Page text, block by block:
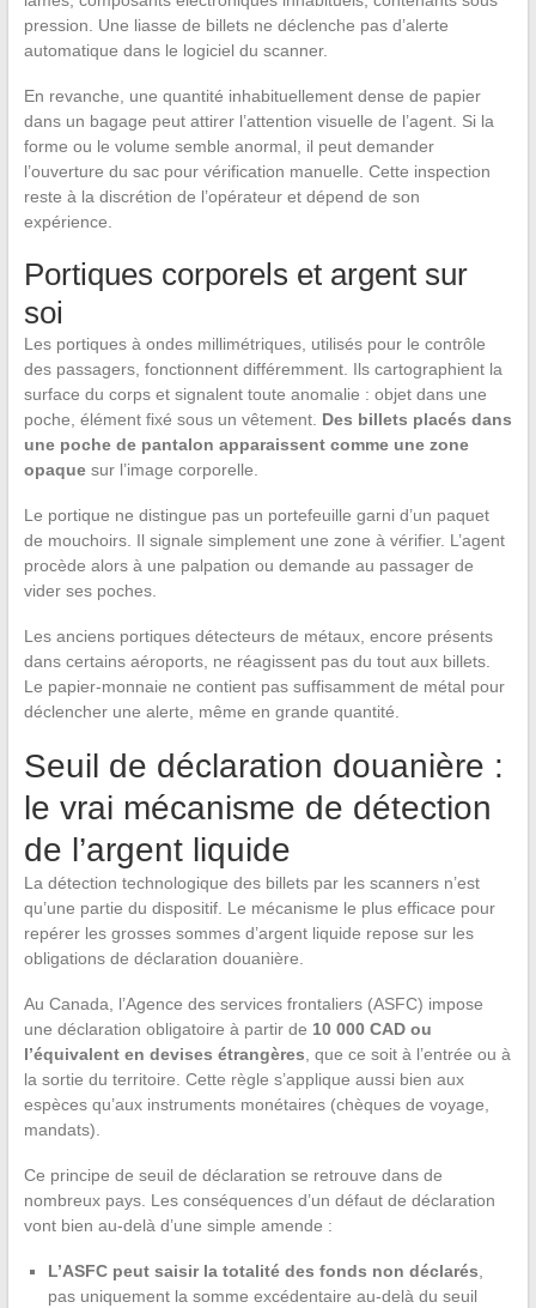
pression. Une liasse de billets ne déclenche pas d’alerte
automatique dans le logiciel du scanner.
En revanche, une quantité inhabituellement dense de papier
dans un bagage peut attirer l’attention visuelle de l’agent. Si la
forme ou le volume semble anormal, il peut demander
l’ouverture du sac pour vérification manuelle. Cette inspection
reste à la discrétion de l’opérateur et dépend de son
expérience.
Portiques corporels et argent sur
soi
Les portiques à ondes millimétriques, utilisés pour le contrôle
des passagers, fonctionnent différemment. Ils cartographient la
surface du corps et signalent toute anomalie : objet dans une
poche, élément fixé sous un vêtement. Des billets placés dans
une poche de pantalon apparaissent comme une zone
opaquesur l’image corporelle.
Le portique ne distingue pas un portefeuille garni d’un paquet
de mouchoirs. Il signale simplement une zone à vérifier. L’agent
procède alors à une palpation ou demande au passager de
vider ses poches.
Les anciens portiques détecteurs de métaux, encore présents
dans certains aéroports, ne réagissent pas du tout aux billets.
Le papier-monnaie ne contient pas suffisamment de métal pour
déclencher une alerte, même en grande quantité.
Seuil de déclaration douanière :
le vrai mécanisme de détection
de l’argent liquide
La détection technologique des billets par les scanners n’est
qu’une partie du dispositif. Le mécanisme le plus efficace pour
repérer les grosses sommes d’argent liquide repose sur les
obligations de déclaration douanière.
Au Canada, l’Agence des services frontaliers (ASFC) impose
une déclaration obligatoire à partir de 10 000 CAD ou
l’équivalent en devises étrangères , que ce soit à l’entrée ou à
la sortie du territoire. Cette règle s’applique aussi bien aux
espèces qu’aux instruments monétaires (chèques de voyage,
mandats).
Ce principe de seuil de déclaration se retrouve dans de
nombreux pays. Les conséquences d’un défaut de déclaration
vont bien au-delà d’une simple amende :
L’ASFC peut saisir la totalité des fonds non déclarés
pas uniquement la somme excédentaire au-delà du seuil